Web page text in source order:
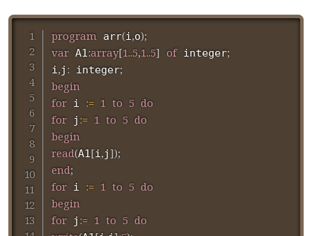
program arr(i,o);
var A1:array[1..5,1..5] of integer;
i,j : integer;
begin
for i := 1 to 5 do
for j := 1 to 5 do
begin
read(A1[i,j ]);
end;
for i := 1 to 5 do
begin
for j := 1 to 5 do